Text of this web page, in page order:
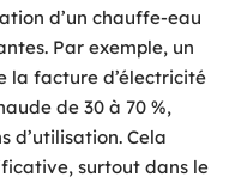
d’un chauffe-eau
Par exemple, un
la facture d’électricité
de 30 à 70 %,
d’utilisation. Cela
surtout dans le